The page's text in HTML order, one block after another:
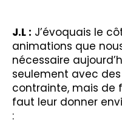
J.L : J’évoquais le
animations que
nécessaire
seulement avec
contrainte, mais de
faut leur donner
: